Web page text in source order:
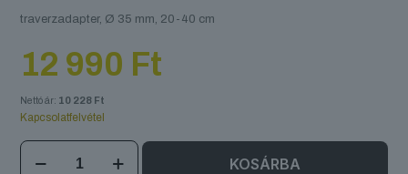
traverzadapter, Ø 35 mm, 20-40 cm
12 990 Ft
Nettó ár: 10 228 Ft
Kapcsolatfelvétel
Adam
Hall
KOSÁRBA